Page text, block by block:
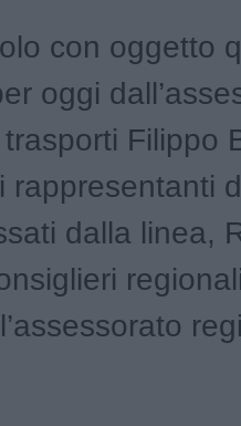
con oggetto
oggi
Filippo
rappresentanti
dalla linea,